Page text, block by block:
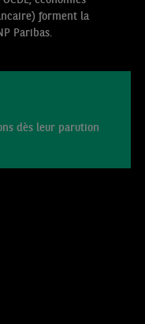
forment la
Paribas.
dès leur parution